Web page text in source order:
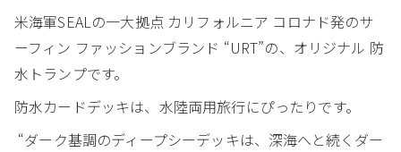
米海軍SEALの一大拠点 カリフォルニア コロナド発のサ
ーフィン ファッションブランド “URT”の、オリジナル 防
水トランプです。
防水カードデッキは、水陸両用旅行にぴったりです。
“ダーク基調のディープシーデッキは、深海へと続くダー